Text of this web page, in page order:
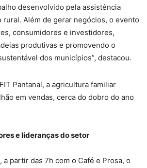
desenvolvido pela assistência
rural. Além de gerar negócios, o evento
consumidores e investidores,
produtivas e promovendo o
dos municípios”, destacou.
Pantanal, a agricultura familiar
em vendas, cerca do dobro do ano
e lideranças do setor
a partir das 7h com o Café e Prosa, o